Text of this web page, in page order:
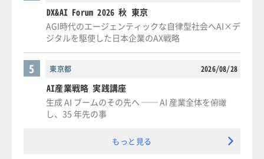
DX&AI Forum 2026 秋 東京
AGI時代のエージェンティックな自律型社会へAI×デ
ジタルを駆使した日本企業のAX戦略
東京都 2026/08/28
5
AI産業戦略 実践講座
生成 AI ブームのその先へ ── AI 産業全体を俯瞰
し、35 年先の事
もっと見る